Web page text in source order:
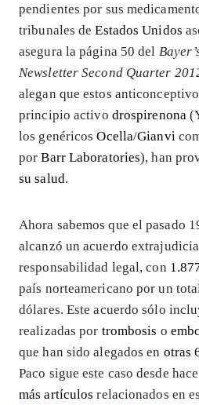
pendientes por sus
tribunales deEstados Unidos
asegura la página 50 del
Newsletter Second Quarter
alegan que estos
principio activo drospirenona
los genéricosOcella/Gianvi
porBarr Laboratories), han
su salud.
Ahora sabemos que el pasado
alcanzó un acuerdo
responsabilidad legal, con
país norteamericano por un
dólares. Este acuerdo sólo
realizadas por trombosis o
que han sido alegados en otras
Paco sigue este caso desde
más artículos relacionados en